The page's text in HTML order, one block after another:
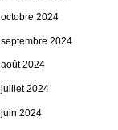
octobre 2024
septembre 2024
août 2024
juillet 2024
juin 2024